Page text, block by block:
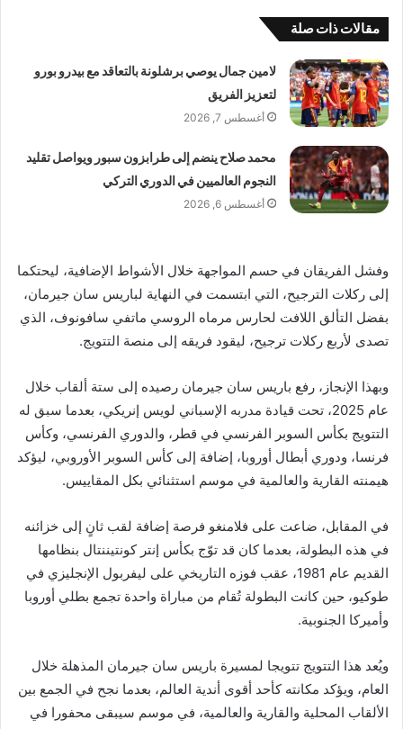
مقالات ذات صلة
لامين جمال يوصي برشلونة بالتعاقد مع بيدرو بورو
لتعزيز الفريق
أغسطس 7, 2026
محمد صلاح ينضم إلى طرابزون سبور ويواصل تقليد
النجوم العالميين في الدوري التركي
أغسطس 6, 2026
وفشل الفريقان في حسم المواجهة خلال الأشواط الإضافية، ليحتكما
إلى ركلات الترجيح، التي ابتسمت في النهاية لباريس سان جيرمان،
بفضل التألق اللافت لحارس مرماه الروسي ماتفي سافونوف، الذي
تصدى لأربع ركلات ترجيح، ليقود فريقه إلى منصة التتويج.
وبهذا الإنجاز، رفع باريس سان جيرمان رصيده إلى ستة ألقاب خلال
عام 2025، تحت قيادة مدربه الإسباني لويس إنريكي، بعدما سبق له
التتويج بكأس السوبر الفرنسي في قطر، والدوري الفرنسي، وكأس
فرنسا، ودوري أبطال أوروبا، إضافة إلى كأس السوبر الأوروبي، ليؤكد
هيمنته القارية والعالمية في موسم استثنائي بكل المقاييس.
في المقابل، ضاعت على فلامنغو فرصة إضافة لقب ثانٍ إلى خزائنه
في هذه البطولة، بعدما كان قد توّج بكأس إنتر كونتيننتال بنظامها
القديم عام 1981، عقب فوزه التاريخي على ليفربول الإنجليزي في
طوكيو، حين كانت البطولة تُقام من مباراة واحدة تجمع بطلي أوروبا
وأميركا الجنوبية.
ويُعد هذا التتويج تتويجا لمسيرة باريس سان جيرمان المذهلة خلال
العام، ويؤكد مكانته كأحد أقوى أندية العالم، بعدما نجح في الجمع بين
الألقاب المحلية والقارية والعالمية، في موسم سيبقى محفورا في